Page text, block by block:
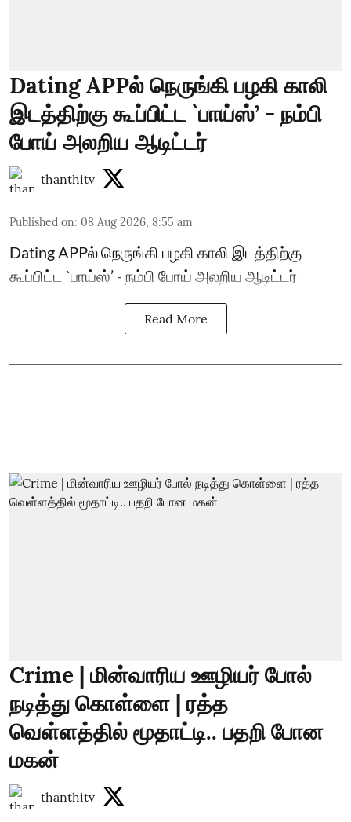
Dating APPல் நெருங்கி பழகி காலி
இடத்திற்கு கூப்பிட்ட `பாய்ஸ்’ - நம்பி
போய் அலறிய ஆடிட்டர்
thanthitv
Published on: 08 Aug 2026, 8:55 am
Dating APPல் நெருங்கி பழகி காலி இடத்திற்கு
கூப்பிட்ட `பாய்ஸ்’ - நம்பி போய் அலறிய ஆடிட்டர்
Read More
Crime | மின்வாரிய ஊழியர் போல்
நடித்து கொள்ளை | ரத்த
வெள்ளத்தில் மூதாட்டி.. பதறி போன
மகன்
thanthitv